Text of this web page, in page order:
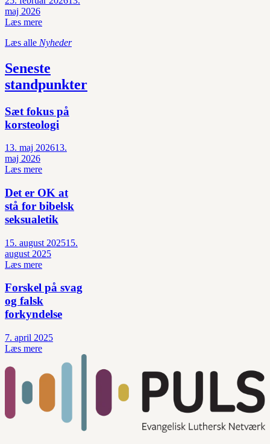
maj 2026
Læs mere
Læs alle Nyheder
Seneste
standpunkter
Sæt fokus på
korsteologi
13. maj 202613.
maj 2026
Læs mere
Det er OK at
stå for bibelsk
seksualetik
15. august 202515.
august 2025
Læs mere
Forskel på svag
og falsk
forkyndelse
7. april 2025
Læs mere